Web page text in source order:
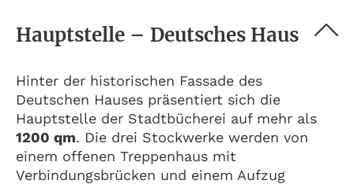
Hauptstelle – Deutsches Haus
Hinter der historischen Fassade des
Deutschen Hauses präsentiert sich die
Hauptstelle der Stadtbücherei auf mehr als
1200 qm. Die drei Stockwerke werden von
einem offenen Treppenhaus mit
Verbindungsbrücken und einem Aufzug